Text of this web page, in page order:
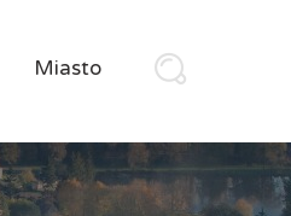
Miasto